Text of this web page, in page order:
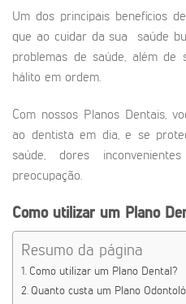
Um dos principais benefícios
que ao cuidar da sua saúde
problemas de saúde, além
hálito em ordem.
Com nossos Planos Dentais,
ao dentista em dia, e se
saúde, dores
preocupação.
Como utilizar um Plano
Resumo da página
Como utilizar um Plano Dental?
Quanto custa um Plano